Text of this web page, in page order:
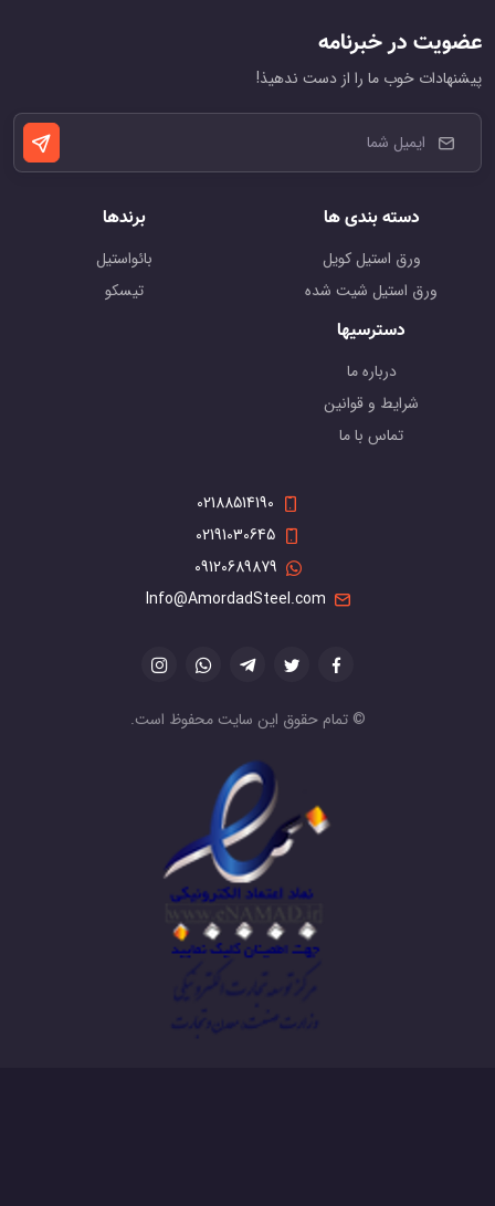
در خبرنامه
خوب ما را از دست ندهیذ!
دسته بندی ها
ورق استیل کویل
ورق استیل شیت شده
برندها
بائواستیل
تیسکو
دسترسیها
درباره ما
شرایط و قوانین
تماس با ما
02188514190
02191030645
09120689879
Info@AmordadSteel.com
© تمام حقوق این سایت محفوظ است.